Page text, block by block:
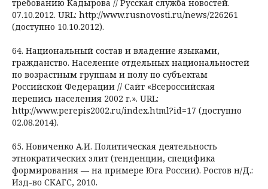
требованию Кадырова // Русская служба новостей.
07.10.2012. URL: http://www.rusnovosti.ru/news/226261
(доступно 10.10.2012).
64. Национальный состав и владение языками,
гражданство. Население отдельных национальностей
по возрастным группам и полу по субъектам
Российской Федерации // Сайт «Всероссийская
перепись населения 2002 г.». URL:
http://www.perepis2002.ru/index.html?id=17 (доступно
02.08.2014).
65. Новиченко А.И. Политическая деятельность
этнократических элит (тенденции, специфика
формирования — на примере Юга России). Ростов н/Д.:
Изд-во СКАГС, 2010.